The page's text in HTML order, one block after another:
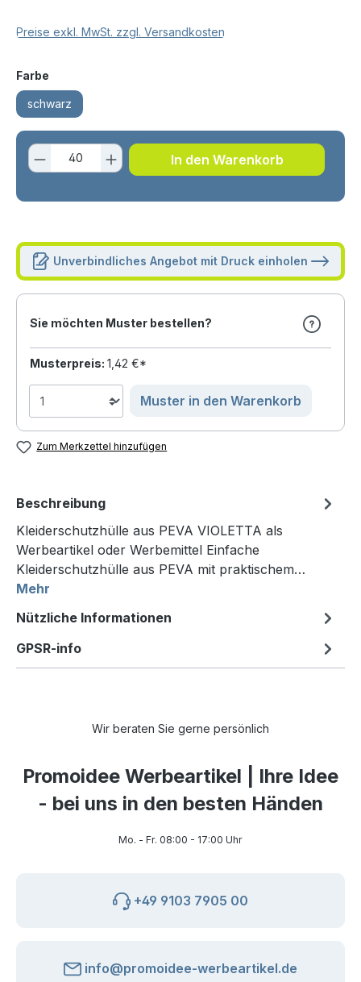
Preise exkl. MwSt. zzgl. Versandkosten
Farbe
schwarz
Produkt Anzahl: Gib den
In den Warenkorb
Unverbindliches Angebot mit Druck einholen
Sie möchten Muster bestellen?
Musterpreis: 1,42 €*
Muster in den Warenkorb
Zum Merkzettel hinzufügen
Beschreibung
Kleiderschutzhülle aus PEVA VIOLETTA als
Werbeartikel oder Werbemittel Einfache
Kleiderschutzhülle aus PEVA mit praktischem…
Mehr
Nützliche Informationen
GPSR-info
Wir beraten Sie gerne persönlich
Promoidee Werbeartikel | Ihre Idee
- bei uns in den besten Händen
Mo. - Fr. 08:00 - 17:00 Uhr
+49 9103 7905 00
info@promoidee-werbeartikel.de